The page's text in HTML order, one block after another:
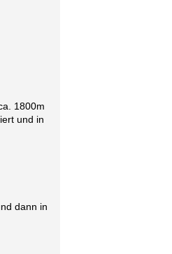
1800m
und in
dann in